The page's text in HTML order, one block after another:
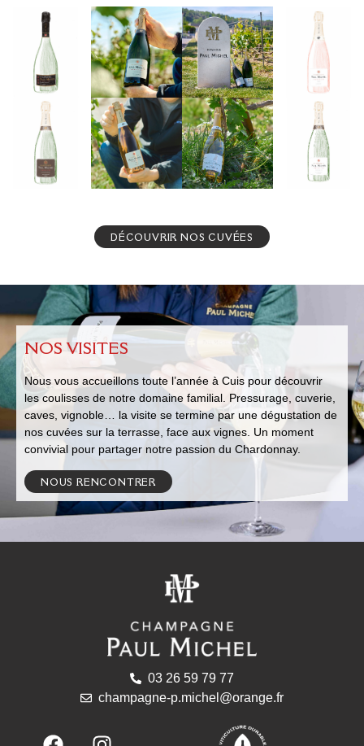
DÉCOUVRIR NOS CUVÉES
NOS VISITES
Nous vous accueillons toute l’année à Cuis pour découvrir
les coulisses de notre domaine familial. Pressurage, cuverie,
caves, vignoble… la visite se termine par une dégustation de
nos cuvées sur la terrasse, face aux vignes. Un moment
convivial pour partager notre passion du Chardonnay.
NOUS RENCONTRER
03 26 59 79 77
champagne-p.michel@orange.fr